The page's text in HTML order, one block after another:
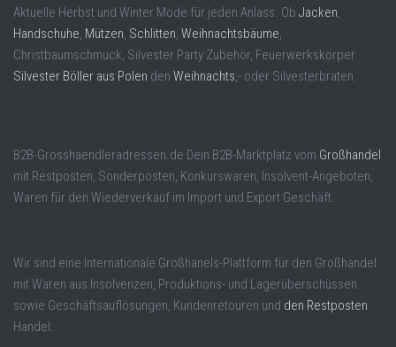
Aktuelle Herbst und Winter Mode für jeden Anlass. Ob Jacken
Handschuhe Mützen Schlitten Weihnachtsbäume
Christbaumschmuck, Silvester Party Zubehör, Feuerwerkskörper
Silvester Böller aus Polen den Weihnachts ,- oder Silvesterbraten.
B2B-Grosshaendleradressen.de Dein B2B-Marktplatz vom Großhandel
mit Restposten, Sonderposten, Konkurswaren, Insolvent-Angeboten,
Waren für den Wiederverkauf im Import und Export Geschäft.
Wir sind eine Internationale Großhanels-Plattform für den Großhandel
mit Waren aus Insolvenzen, Produktions- und Lagerüberschüssen
sowie Geschäftsauflösungen, Kundenretouren und den Restposten
Handel.